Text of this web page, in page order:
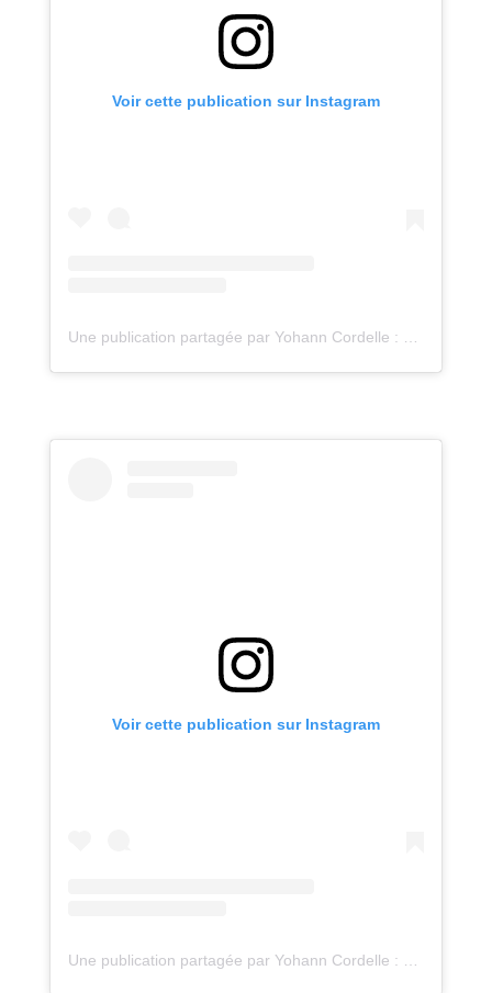
Voir cette publication sur Instagram
Une publication partagée par Yohann Cordelle : atelier Oz (@atelieroz)
Voir cette publication sur Instagram